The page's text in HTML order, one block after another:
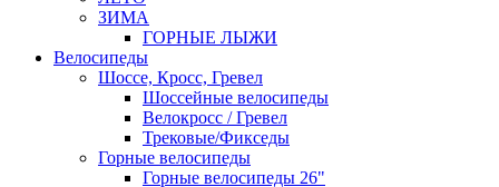
ЗИМА
ГОРНЫЕ ЛЫЖИ
Велосипеды
Шоссе, Кросс, Гревел
Шоссейные велосипеды
Велокросс / Гревел
Трековые/Фикседы
Горные велосипеды
Горные велосипеды 26"